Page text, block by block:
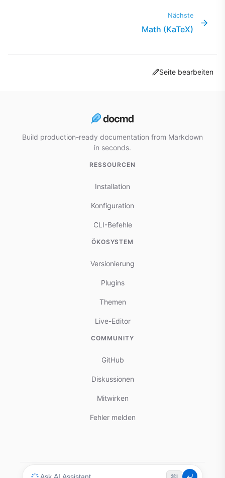
Nächste
Math (KaTeX)
Seite bearbeiten
Build production-ready documentation from Markdown
in seconds.
RESSOURCEN
Installation
Konfiguration
CLI-Befehle
ÖKOSYSTEM
Versionierung
Plugins
Themen
Live-Editor
COMMUNITY
GitHub
Diskussionen
Mitwirken
Fehler melden
⌘I